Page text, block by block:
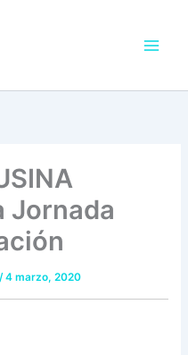
Jornada
/4 marzo, 2020